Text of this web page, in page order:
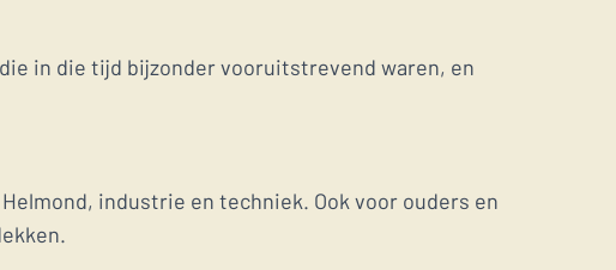
in die tijd bijzonder vooruitstrevend waren, en
industrie en techniek. Ook voor ouders en